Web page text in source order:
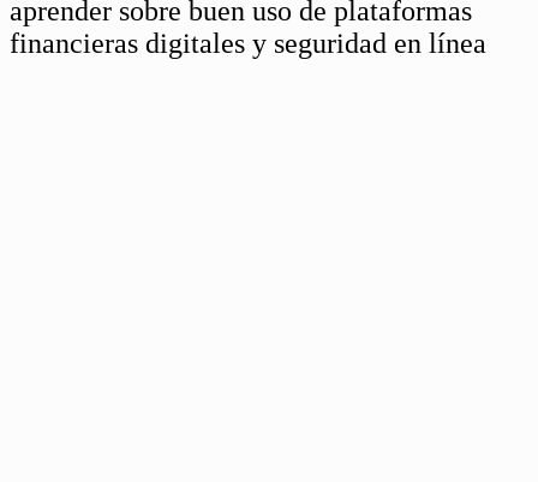
aprender sobre buen uso de plataformas
financieras digitales y seguridad en línea